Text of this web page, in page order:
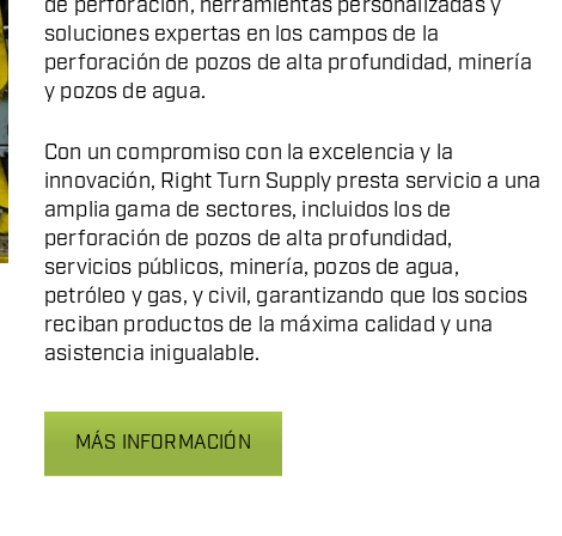
de perforación, herramientas personalizadas y
soluciones expertas en los campos de la
perforación de pozos de alta profundidad, minería
y pozos de agua.
Con un compromiso con la excelencia y la
innovación, Right Turn Supply presta servicio a una
amplia gama de sectores, incluidos los de
perforación de pozos de alta profundidad,
servicios públicos, minería, pozos de agua,
petróleo y gas, y civil, garantizando que los socios
reciban productos de la máxima calidad y una
asistencia inigualable.
MÁS INFORMACIÓN